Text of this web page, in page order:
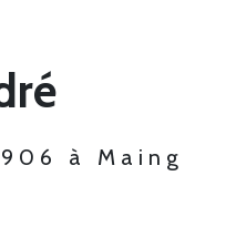
à Maing